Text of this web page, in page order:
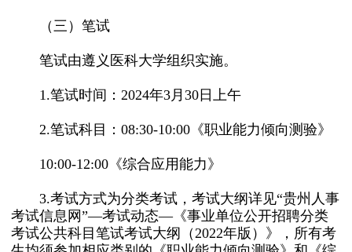
（三）笔试
笔试由遵义医科大学组织实施。
1.笔试时间：2024年3月30日上午
2.笔试科目：08:30-10:00《职业能力倾向测验》
10:00-12:00《综合应用能力》
3.考试方式为分类考试，考试大纲详见“贵州人事
考试信息网”—考试动态—《事业单位公开招聘分类
考试公共科目笔试考试大纲（2022年版）》，所有考